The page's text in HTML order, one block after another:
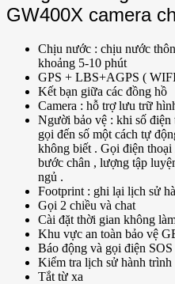
GW400X camera
Chịu nước : chịu nước
khoảng 5-10 phút
GPS + LBS+AGPS (
Kết bạn giữa các đồng hồ
Camera : hỗ trợ lưu trữ
Người bảo vệ : khi số điện
gọi đến số một cách tự
không biết . Gọi điện
bước chân , lượng tập
ngủ .
Footprint : ghi lại lịch sử
Gọi 2 chiều và chat
Cài đặt thời gian không
Khu vực an toàn bảo vệ
Báo động và gọi điện SOS
Kiểm tra lịch sử hành trình
Tắt từ xa